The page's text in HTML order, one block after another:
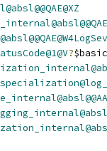
?